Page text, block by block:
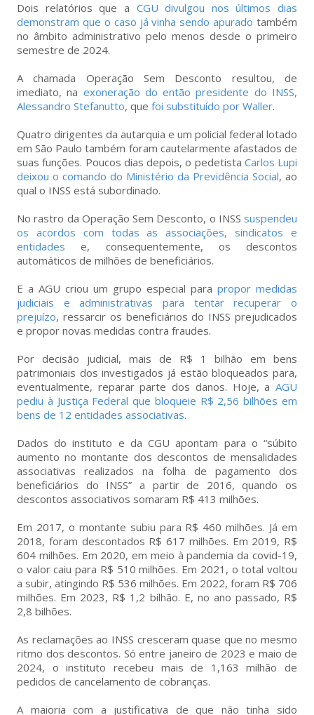
Dois relatórios que a CGU divulgou nos últimos dias
demonstram que o caso já vinha sendo apurado também
no âmbito administrativo pelo menos desde o primeiro
semestre de 2024.
A chamada Operação Sem Desconto resultou, de
imediato, na exoneração do então presidente do INSS,
Alessandro Stefanutto, que foi substituído por Waller.
Quatro dirigentes da autarquia e um policial federal lotado
em São Paulo também foram cautelarmente afastados de
suas funções. Poucos dias depois, o pedetista Carlos Lupi
deixou o comando do Ministério da Previdência Social, ao
qual o INSS está subordinado.
No rastro da Operação Sem Desconto, o INSS suspendeu
os acordos com todas as associações, sindicatos e
entidades e, consequentemente, os descontos
automáticos de milhões de beneficiários.
E a AGU criou um grupo especial para propor medidas
judiciais e administrativas para tentar recuperar o
prejuízo, ressarcir os beneficiários do INSS prejudicados
e propor novas medidas contra fraudes.
Por decisão judicial, mais de R$ 1 bilhão em bens
patrimoniais dos investigados já estão bloqueados para,
eventualmente, reparar parte dos danos. Hoje, a AGU
pediu à Justiça Federal que bloqueie R$ 2,56 bilhões em
bens de 12 entidades associativas.
Dados do instituto e da CGU apontam para o “súbito
aumento no montante dos descontos de mensalidades
associativas realizados na folha de pagamento dos
beneficiários do INSS” a partir de 2016, quando os
descontos associativos somaram R$ 413 milhões.
Em 2017, o montante subiu para R$ 460 milhões. Já em
2018, foram descontados R$ 617 milhões. Em 2019, R$
604 milhões. Em 2020, em meio à pandemia da covid-19,
o valor caiu para R$ 510 milhões. Em 2021, o total voltou
a subir, atingindo R$ 536 milhões. Em 2022, foram R$ 706
milhões. Em 2023, R$ 1,2 bilhão. E, no ano passado, R$
2,8 bilhões.
As reclamações ao INSS cresceram quase que no mesmo
ritmo dos descontos. Só entre janeiro de 2023 e maio de
2024, o instituto recebeu mais de 1,163 milhão de
pedidos de cancelamento de cobranças.
A maioria com a justificativa de que não tinha sido